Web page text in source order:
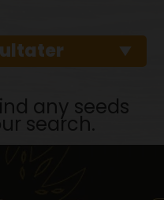
any seeds
search.